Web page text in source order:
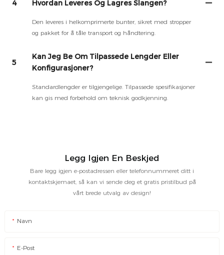
4 Hvordan Leveres Og Lagres Slangen?
Den leveres i helkomprimerte bunter, sikret med stropper
og pakket for å tåle transport og håndtering.
5
Kan Jeg Be Om Tilpassede Lengder Eller
Konfigurasjoner?
Standardlengder er tilgjengelige. Tilpassede spesifikasjoner
kan gis med forbehold om teknisk godkjenning.
Legg Igjen En Beskjed
Bare legg igjen e-postadressen eller telefonnummeret ditt i
kontaktskjemaet, så kan vi sende deg et gratis pristilbud på
vårt brede utvalg av design!
Navn
E-Post